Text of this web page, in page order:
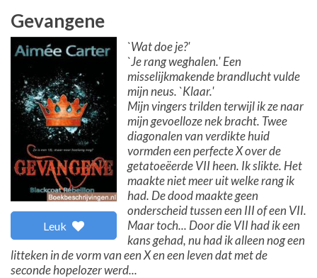
Gevangene
Leuk
`Wat doe je?'
`Je rang weghalen.' Een
misselijkmakende brandlucht vulde
mijn neus. `Klaar.'
Mijn vingers trilden terwijl ik ze naar
mijn gevoelloze nek bracht. Twee
diagonalen van verdikte huid
vormden een perfecte X over de
getatoeëerde VII heen. Ik slikte. Het
maakte niet meer uit welke rang ik
had. De dood maakte geen
onderscheid tussen een III of een VII.
Maar toch... Door die VII had ik een
kans gehad, nu had ik alleen nog een
litteken in de vorm van een X en een leven dat met de
seconde hopelozer werd...